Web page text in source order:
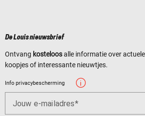
De Louis nieuwsbrief
Ontvang kosteloosalle informatie over
koopjes of interessante nieuwtjes.
Info privacybescherming
Jouw e-mailadres